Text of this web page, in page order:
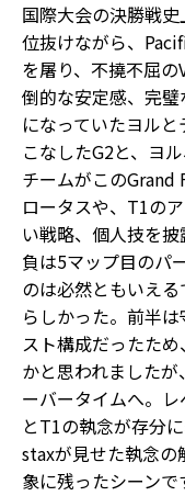
国際大会の決勝戦
位抜けながら、
を屠り、不撓不屈
倒的な安定感、完璧
になっていたヨル
こなしたG2と、ヨ
チームがこのGrand
ロータスや、T1の
い戦略、個人技を
負は5マップ目のパ
のは必然ともいえ
らしかった。前半
スト構成だったた
かと思われました
ーバータイムへ。
とT1の執念が存分
staxが見せた執念の
象に残ったシーンで